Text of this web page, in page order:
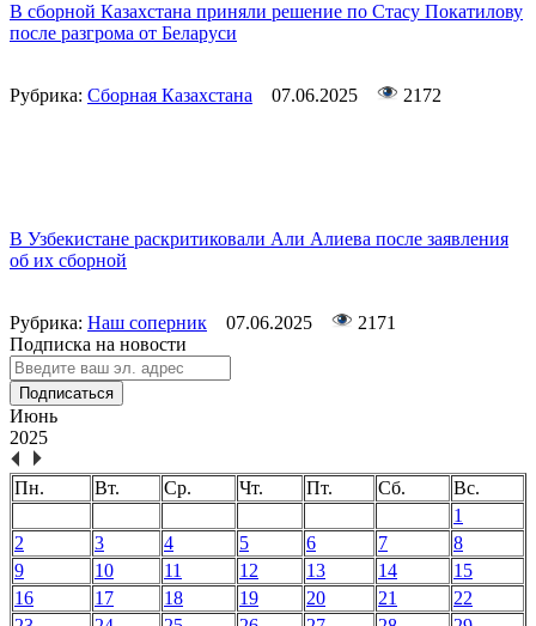
В сборной Казахстана приняли решение по Стасу Покатилову
после разгрома от Беларуси
Рубрика: Сборная Казахстана 07.06.2025 2172
В Узбекистане раскритиковали Али Алиева после заявления
об их сборной
Рубрика: Наш соперник 07.06.2025
2171
Подписка на новости
Подписаться
Июнь
2025
Пн. Вт. Ср. Чт. Пт. Сб.
Вс.
1
2
3 4 5 6 7
8
9
10 11 12 13 14
15
16
17 18 19 20 21
22